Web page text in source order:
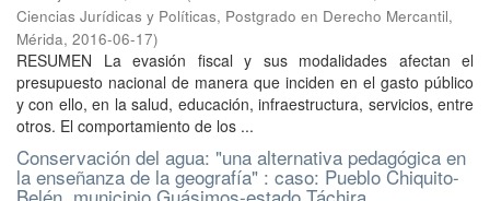
Ciencias Jurídicas y Políticas, Postgrado en Derecho Mercantil,
Mérida, 2016-06-17)
RESUMEN La evasión fiscal y sus modalidades afectan el
presupuesto nacional de manera que inciden en el gasto público
y con ello, en la salud, educación, infraestructura, servicios, entre
otros. El comportamiento de los ...
Conservación del agua: "una alternativa pedagógica en
la enseñanza de la geografía" : caso: Pueblo Chiquito-